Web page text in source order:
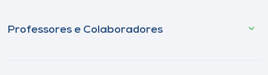
Professores e Colaboradores